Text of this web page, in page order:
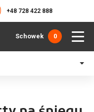
+48 728 422 888
Schowek 0